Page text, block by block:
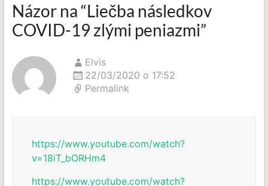
Názor na “Liečba následkov
COVID-19 zlými peniazmi”
Elvis
22/03/2020 o 17:52
Permalink
https://www.youtube.com/watch?
v=18iT_bORHm4
https://www.youtube.com/watch?